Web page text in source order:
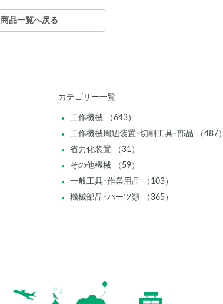
商品一覧へ戻る
カテゴリー一覧
工作機械 （643）
工作機械周辺装置･切削工具･部品 （487）
省力化装置 （31）
その他機械 （59）
一般工具･作業用品 （103）
機械部品･パーツ類 （365）